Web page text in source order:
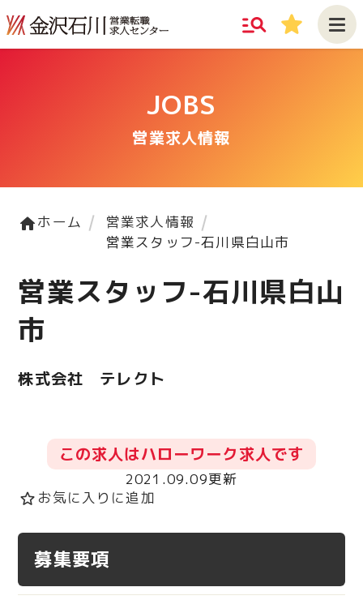
star
manage_search
JOBS
営業求人情報
homeホーム
営業求人情報
営業スタッフ-石川県白山市
営業スタッフ-石川県白山
市
株式会社 テレクト
この求人はハローワーク求人です
2021.09.09更新
star_border お気に入りに追加
募集要項